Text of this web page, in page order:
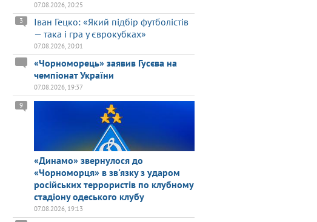
07.08.2026, 20:25
Іван Гецко: «Який підбір футболістів
— така і гра у єврокубках»
3
07.08.2026, 20:01
«Чорноморець» заявив Гусєва на
чемпіонат України
07.08.2026, 19:37
«Динамо» звернулося до
«Чорноморця» в зв'язку з ударом
російських террористів по клубному
стадіону одеського клубу
9
07.08.2026, 19:13